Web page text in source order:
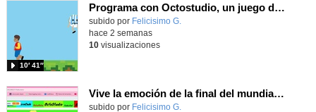
Programa con Octostudio, un juego de 4 personajes ganando la copa del mundo saltando y esquivando rivales.
Contenido educativo.
subido por Felicisimo G.
10′ 41″
hace 2 semanas
10visualizaciones
Vive la emoción de la final del mundial programando con Scratch, un juego de toques y esquivar contrarios
Contenido educativo.
subido por Felicisimo G.